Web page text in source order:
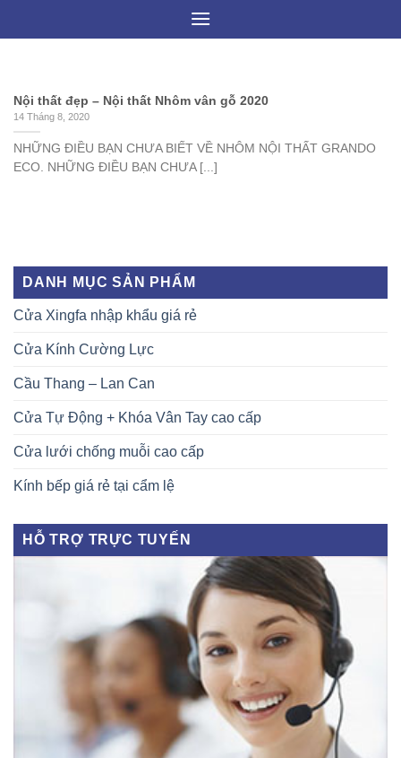
Nội thất đẹp – Nội thất Nhôm vân gỗ 2020
14 Tháng 8, 2020
NHỮNG ĐIỀU BẠN CHƯA BIẾT VỀ NHÔM NỘI THẤT GRANDO
ECO. NHỮNG ĐIỀU BẠN CHƯA [...]
DANH MỤC SẢN PHẨM
Cửa Xingfa nhập khẩu giá rẻ
Cửa Kính Cường Lực
Cầu Thang – Lan Can
Cửa Tự Động + Khóa Vân Tay cao cấp
Cửa lưới chống muỗi cao cấp
Kính bếp giá rẻ tại cẩm lệ
HỖ TRỢ TRỰC TUYẾN